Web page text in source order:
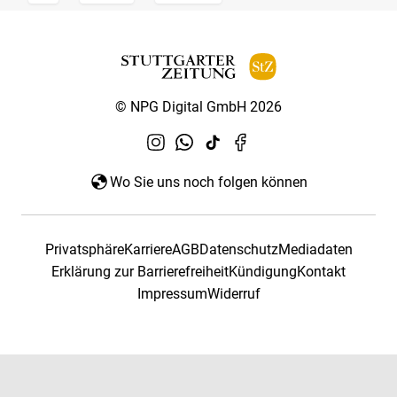
© NPG Digital GmbH 2026
Wo Sie uns noch folgen können
PrivatsphäreKarriereAGBDatenschutzMediadaten
Erklärung zur BarrierefreiheitKündigungKontakt
ImpressumWiderruf